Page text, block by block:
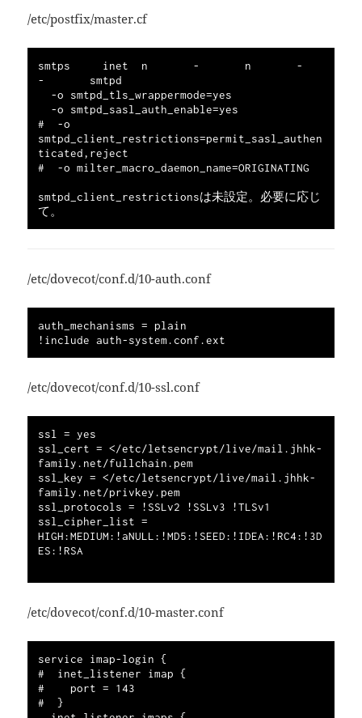
/etc/postfix/master.cf
smtps     inet  n       -       n       -
-       smtpd
#  -o
smtpd_client_restrictions=permit_sasl_authen
ticated,reject
#  -o milter_macro_daemon_name=ORIGINATING
smtpd_client_restrictionsは未設定。必要に応じ
/etc/dovecot/conf.d/10-auth.conf
auth_mechanisms = plain
/etc/dovecot/conf.d/10-ssl.conf
ssl = yes
ssl_cert = </etc/letsencrypt/live/mail.jhhk-
family.net/fullchain.pem
ssl_key = </etc/letsencrypt/live/mail.jhhk-
family.net/privkey.pem
ssl_protocols = !SSLv2 !SSLv3 !TLSv1
ssl_cipher_list =
HIGH:MEDIUM:!aNULL:!MD5:!SEED:!IDEA:!RC4:!3D
ES:!RSA
/etc/dovecot/conf.d/10-master.conf
service imap-login {
#  inet_listener imap {
#    port = 143
#  }